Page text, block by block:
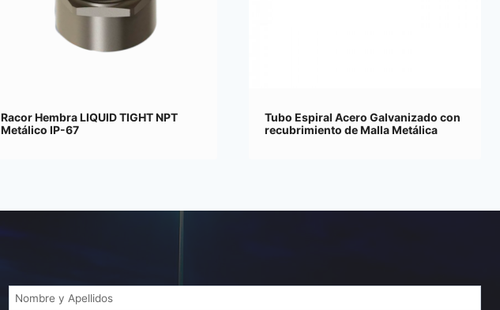
Racor Hembra LIQUID TIGHT NPT
Metálico IP-67
Tubo Espiral Acero Galvanizado con
recubrimiento de Malla Metálica